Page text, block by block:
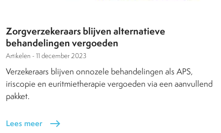
Zorgverzekeraars blijven alternatieve
behandelingen vergoeden
Artikelen - 11 december 2023
Verzekeraars blijven onnozele behandelingen als APS,
iriscopie en euritmietherapie vergoeden via een aanvullend
pakket.
Lees meer east